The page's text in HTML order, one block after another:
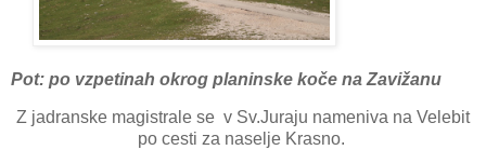
Pot: po vzpetinah okrog planinske koče na Zavižanu
Z jadranske magistrale se v Sv.Juraju nameniva na Velebit
po cesti za naselje Krasno.